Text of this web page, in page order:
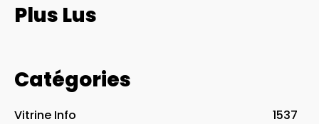
Plus Lus
Catégories
Vitrine Info
1537